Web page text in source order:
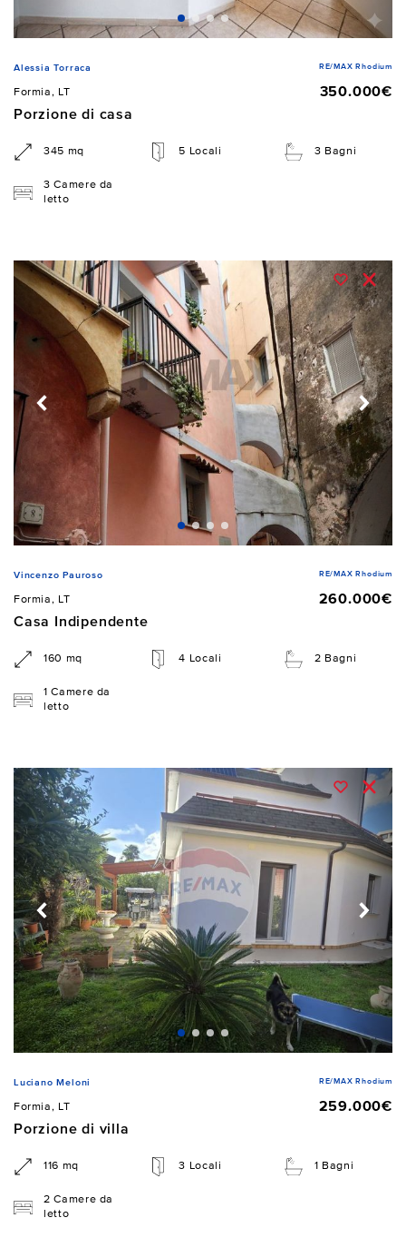
Alessia Torraca RE/MAX Rhodium
Formia, LT
350.000€
Porzione di casa
345 mq 5 Locali 3 Bagni
3 Camere da
letto
Vincenzo Pauroso RE/MAX Rhodium
Formia, LT
260.000€
Casa Indipendente
160 mq 4 Locali 2 Bagni
1 Camere da
letto
Luciano Meloni RE/MAX Rhodium
Formia, LT
259.000€
Porzione di villa
116 mq 3 Locali 1 Bagni
2 Camere da
letto